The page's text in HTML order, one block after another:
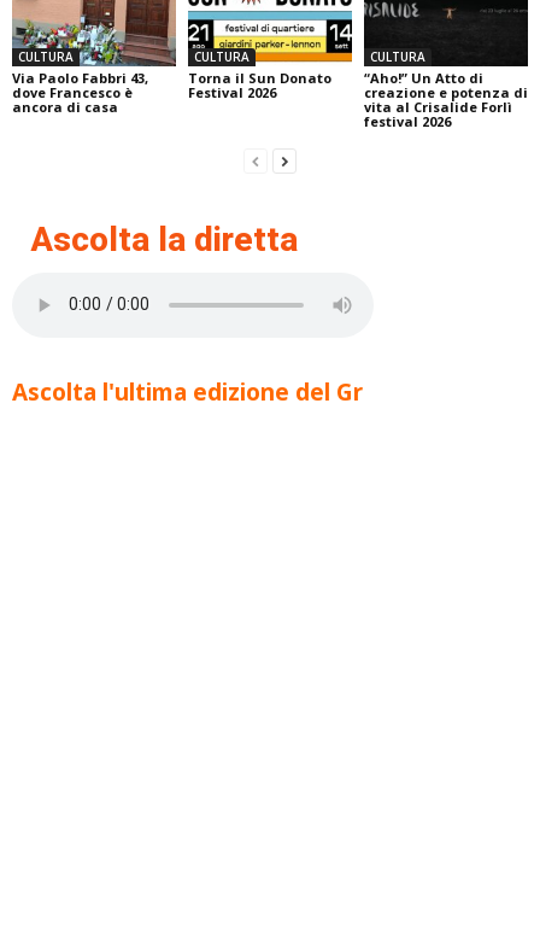
CULTURA
Via Paolo Fabbri 43,
dove Francesco è
ancora di casa
CULTURA
Torna il Sun Donato
Festival 2026
CULTURA
“Aho!” Un Atto di
creazione e potenza di
vita al Crisalide Forlì
festival 2026
Ascolta la diretta
Ascolta l'ultima edizione del Gr